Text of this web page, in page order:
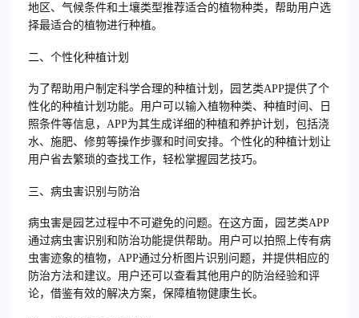
地区、气候条件和土壤类型推荐适合的植物种类，帮助用户选
择最适合的植物进行种植。
二、个性化种植计划
为了帮助用户制定科学合理的种植计划，园艺类APP提供了个
性化的种植计划功能。用户可以输入植物种类、种植时间、日
照条件等信息，APP为其生成详细的种植和养护计划，包括浇
水、施肥、修剪等操作步骤和时间安排。个性化的种植计划让
用户省去繁琐的查找工作，轻松掌握园艺技巧。
三、病虫害识别与防治
病虫害是园艺过程中不可避免的问题。在这方面，园艺类APP
通过病虫害识别和防治功能提供帮助。用户可以拍照上传有病
虫害迹象的植物，APP通过分析图片识别问题，并提供相应的
防治方法和建议。用户还可以查看其他用户的防治经验和评
论，借鉴有效的解决方案，保障植物健康生长。